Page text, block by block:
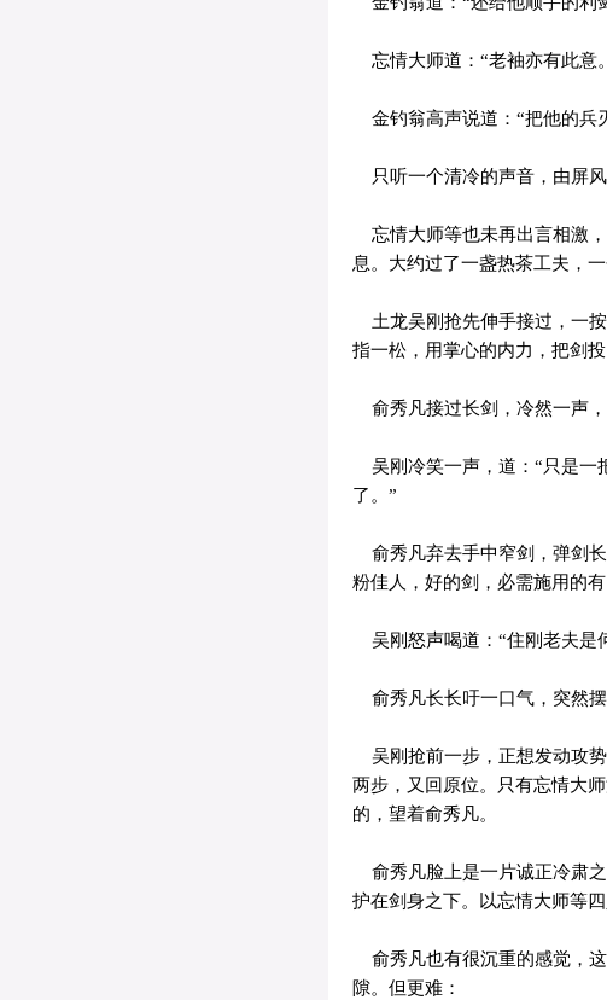
忘情大师道：“老袖亦有此意
金钓翁高声说道：“把他的兵
只听一个清冷的声音，由屏
忘情大师等也未再出言相激
息。大约过了一盏热茶工夫，
土龙吴刚抢先伸手接过，一
指一松，用掌心的内力，把剑投
俞秀凡接过长剑，冷然一声
吴刚冷笑一声，道：“只是一
了。”
俞秀凡弃去手中窄剑，弹剑
粉佳人，好的剑，必需施用的有
吴刚怒声喝道：“住刚老夫是
俞秀凡长长吁一口气，突然
吴刚抢前一步，正想发动攻
两步，又回原位。只有忘情大
的，望着俞秀凡。
俞秀凡脸上是一片诚正冷肃
护在剑身之下。以忘情大师等
俞秀凡也有很沉重的感觉，
隙。但更难：